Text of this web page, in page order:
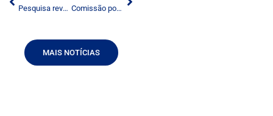
Pesquisa revela parcialidade da mídia na cobertura
Comissão poderá discutir nova TV com Franklin Martins
MAIS NOTÍCIAS